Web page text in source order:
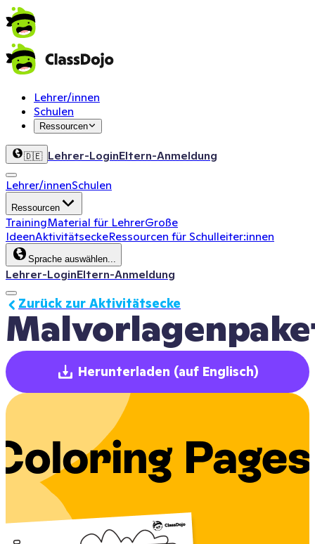
Lehrer/innen
Schulen
Ressourcen
🇩🇪 Lehrer-LoginEltern-Anmeldung
Lehrer/innenSchulen
Ressourcen
TrainingMaterial für LehrerGroße
IdeenAktivitätseckeRessourcen für Schulleiter:innen
Sprache auswählen...
Lehrer-LoginEltern-Anmeldung
Zurück zur Aktivitätsecke
Herunterladen (auf Englisch)